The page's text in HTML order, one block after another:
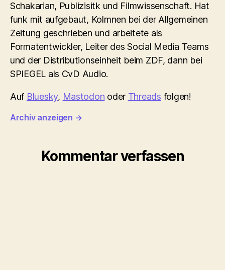
Schakarian, Publizisitk und Filmwissenschaft. Hat
funk mit aufgebaut, Kolmnen bei der Allgemeinen
Zeitung geschrieben und arbeitete als
Formatentwickler, Leiter des Social Media Teams
und der Distributionseinheit beim ZDF, dann bei
SPIEGEL als CvD Audio.
Auf Bluesky, Mastodon oder Threads folgen!
Archiv anzeigen →
Kommentar verfassen